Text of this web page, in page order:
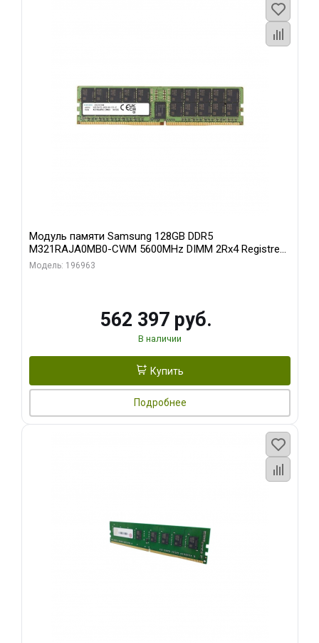
Модуль памяти Samsung 128GB DDR5
M321RAJA0MB0-CWM 5600MHz DIMM 2Rx4 Registred
ECC
Модель: 196963
562 397 руб.
В наличии
Купить
Подробнее